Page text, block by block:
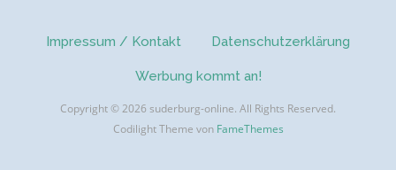
Impressum / Kontakt Datenschutzerklärung
Werbung kommt an!
Copyright © 2026 suderburg-online. All Rights Reserved.
Codilight Theme von FameThemes